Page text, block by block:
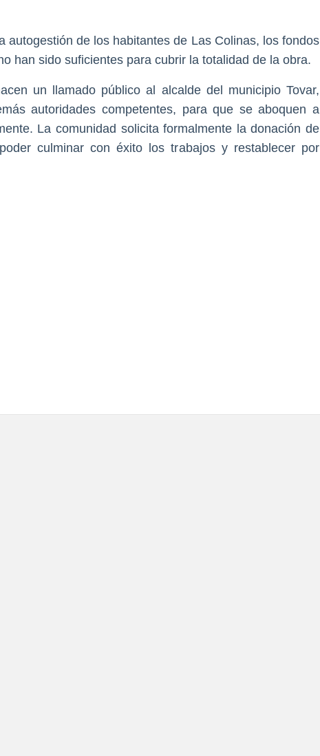
autogestión de los habitantes de Las Colinas, los fondos
han sido suficientes para cubrir la totalidad de la obra.
un llamado público al alcalde del municipio Tovar,
autoridades competentes, para que se aboquen a
La comunidad solicita formalmente la donación de
culminar con éxito los trabajos y restablecer por